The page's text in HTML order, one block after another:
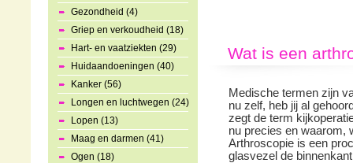
Gezondheid (4)
Griep en verkoudheid (18)
Hart- en vaatziekten (29)
Huidaandoeningen (40)
Kanker (56)
Longen en luchtwegen (24)
Lopen (13)
Maag en darmen (41)
Ogen (18)
Wat is een
Medische termen zijn
nu zelf, heb jij al
zegt de term
nu precies en waarom,
Arthroscopie is een
glasvezel de